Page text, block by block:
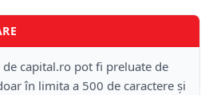
capital.ro pot fi preluate de
în limita a 500 de caractere și